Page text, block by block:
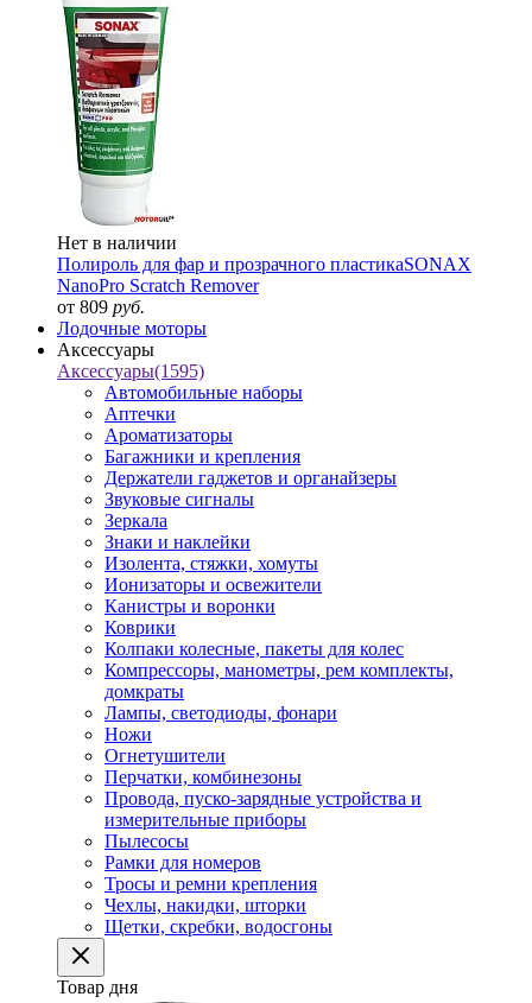
Нет в наличии
Полироль для фар и прозрачного пластикаSONAX
NanoPro Scratch Remover
от 809 руб.
Лодочные моторы
Аксессуары
Аксессуары(1595)
Автомобильные наборы
Аптечки
Ароматизаторы
Багажники и крепления
Держатели гаджетов и органайзеры
Звуковые сигналы
Зеркала
Знаки и наклейки
Изолента, стяжки, хомуты
Ионизаторы и освежители
Канистры и воронки
Коврики
Колпаки колесные, пакеты для колес
Компрессоры, манометры, рем комплекты,
домкраты
Лампы, светодиоды, фонари
Ножи
Огнетушители
Перчатки, комбинезоны
Провода, пуско-зарядные устройства и
измерительные приборы
Пылесосы
Рамки для номеров
Тросы и ремни крепления
Чехлы, накидки, шторки
Щетки, скребки, водосгоны
Товар дня